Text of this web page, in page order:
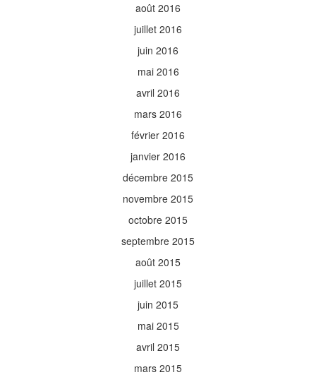
août 2016
juillet 2016
juin 2016
mai 2016
avril 2016
mars 2016
février 2016
janvier 2016
décembre 2015
novembre 2015
octobre 2015
septembre 2015
août 2015
juillet 2015
juin 2015
mai 2015
avril 2015
mars 2015